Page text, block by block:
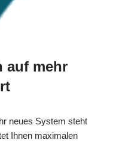
auf mehr
neues System steht
Ihnen maximalen